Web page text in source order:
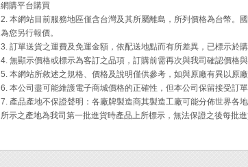
◎ EDR-85 T10 星型 頭部軸徑2.7mm 孔徑
◎ EDR-87 TP5 梅花型 頭部軸徑1.7mm
◎ EDR-88 TY4 Y字型 頭部軸徑2.4mm
◎ EDR-89 TY3 Y字型 頭部軸徑2.4mm
◎ EDR-93 2.3 三角 頭部軸徑2.3mm
Engineer原廠影片
網購平台購買
2. 本網站目前服務地區僅含台灣及其所屬離島，所列價格為台幣。
為您另行報價。
3. 訂單送貨之運費及免運金額，依配送地點而有所差異，已標示於購
4. 無顯示價格或標示為客訂之品項，訂購前需再次與我司確認價格與
5. 本網站所敘述之規格、價格及說明僅供參考，如與原廠有異以原廠
6. 本公司盡可能維護電子商城價格的正確性，但本公司保留接受訂單
7. 產品產地不保證聲明：各廠牌製造商其製造工廠可能分佈世界各
所示之產地為我司第一批進貨時產品上所標示，無法保證之後每批